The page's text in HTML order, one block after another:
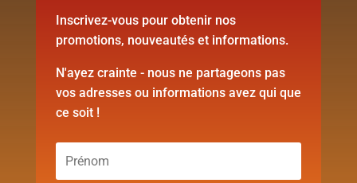
Inscrivez-vous pour obtenir nos
promotions, nouveautés et informations.
N'ayez crainte - nous ne partageons pas
vos adresses ou informations avez qui que
ce soit !